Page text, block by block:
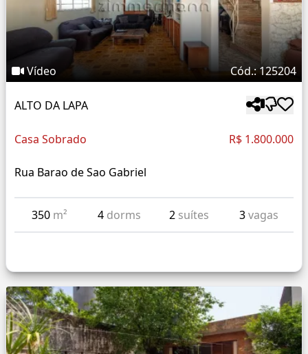
Vídeo Cód.: 125204
ALTO DA LAPA
Casa Sobrado R$ 1.800.000
Rua Barao de Sao Gabriel
350 m² 4 dorms 2 suítes 3vagas